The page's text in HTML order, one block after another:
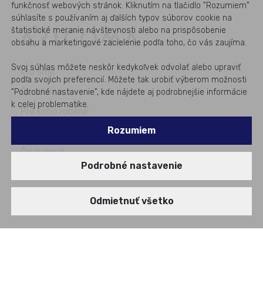
funkčnosť webových stránok. Kliknutím na tlačidlo "Rozumiem"
súhlasíte s používaním aj ďalších typov súborov cookie na
štatistické meranie návštevnosti alebo na prispôsobenie
obsahu a marketingové zacielenie podľa toho, čo vás zaujíma.
Svoj súhlas môžete neskôr kedykoľvek odvolať alebo upraviť
podľa svojich preferencií. Môžete tak urobiť výberom možnosti
"Podrobné nastavenie", kde nájdete aj podrobnejšie informácie
k celej problematike.
Rozumiem
Podrobné nastavenie
Odmietnuť všetko
Kto sme
Čo robíme
Pre koho robíme
Čo je nové
Akcie a semináre
Kontakty